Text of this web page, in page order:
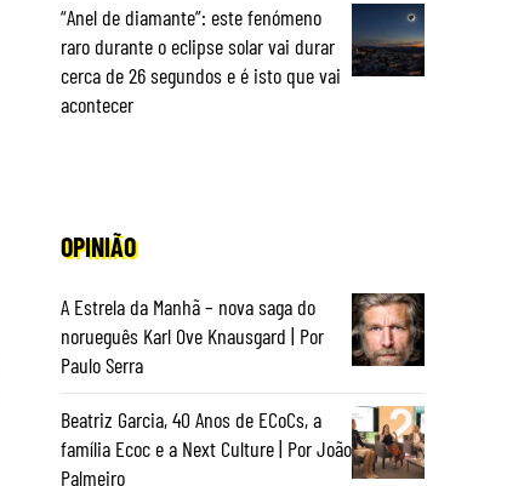
“Anel de diamante”: este fenómeno
raro durante o eclipse solar vai durar
cerca de 26 segundos e é isto que vai
acontecer
OPINIÃO
A Estrela da Manhã – nova saga do
norueguês Karl Ove Knausgard | Por
Paulo Serra
Beatriz Garcia, 40 Anos de ECoCs, a
família Ecoc e a Next Culture | Por João
Palmeiro